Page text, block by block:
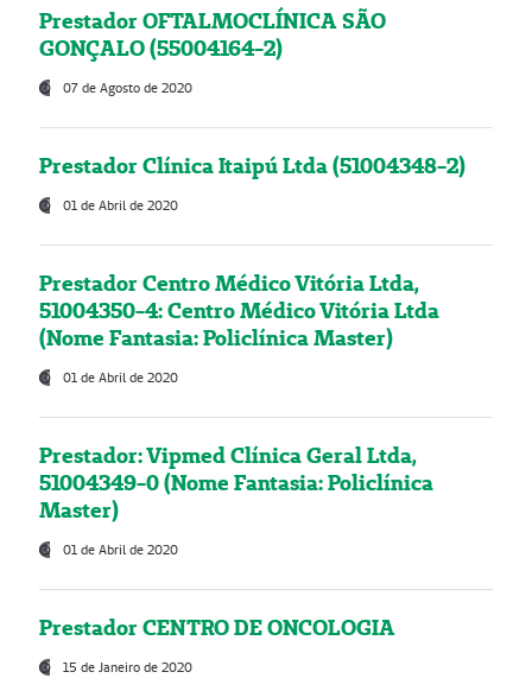
Prestador OFTALMOCLÍNICA SÃO
GONÇALO (55004164-2)
07 de Agosto de 2020
Prestador Clínica Itaipú Ltda (51004348-2)
01 de Abril de 2020
Prestador Centro Médico Vitória Ltda,
51004350-4: Centro Médico Vitória Ltda
(Nome Fantasia: Policlínica Master)
01 de Abril de 2020
Prestador: Vipmed Clínica Geral Ltda,
51004349-0 (Nome Fantasia: Policlínica
Master)
01 de Abril de 2020
Prestador CENTRO DE ONCOLOGIA
15 de Janeiro de 2020